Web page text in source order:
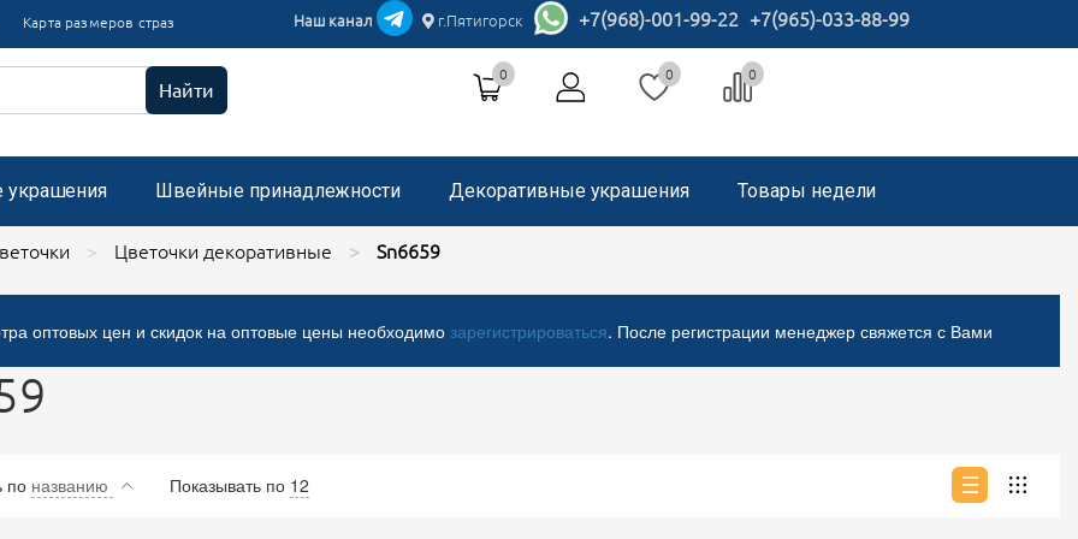
Карта размеров страз Наш канал г.Пятигорск +7(968)-001-99-22 +7(965)-033-88-99
Найти
0 0 0
украшения Швейные принадлежности Декоративные украшения
пришивные с микробисером
стразами, застежка "булавка"
Товары недели
Цветочки декоративные Sn6659
оптовых цен и скидок на оптовые цены необходимо зарегистрироваться. После регистрации менеджер свяжется с Вами
по названию Показывать по 12